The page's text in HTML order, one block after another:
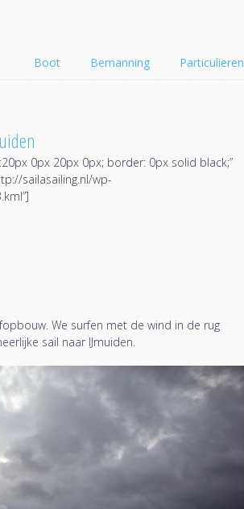
Boot Bemanning Particulieren
0px 20px 0px; border: 0px solid black;”
sailasailing.nl/wp-
We surfen met de wind in de rug
sail naar IJmuiden.